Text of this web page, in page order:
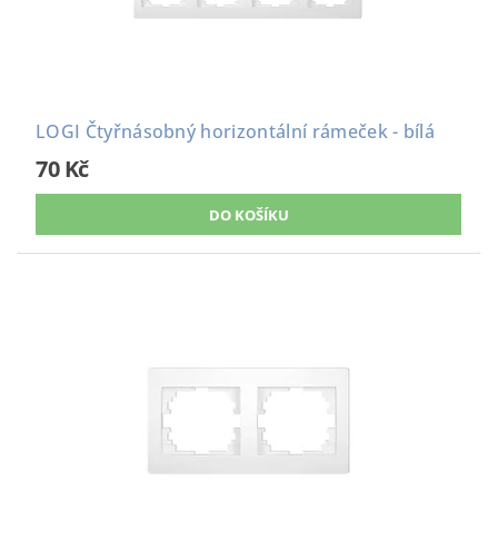
LOGI Čtyřnásobný horizontální rámeček - bílá
70 Kč